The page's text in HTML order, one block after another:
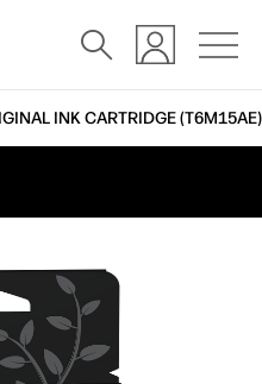
INK CARTRIDGE (T6M15AE)